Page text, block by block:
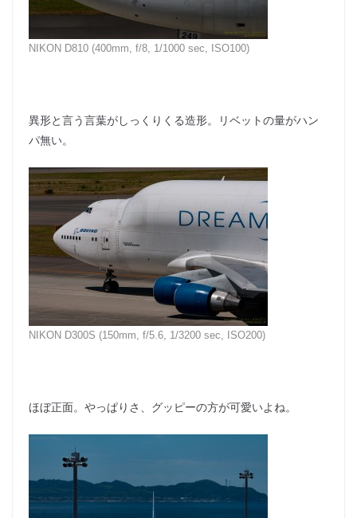
NIKON D810 (400mm, f/8, 1/1000 sec, ISO100)
異形と言う言葉がしっくりくる造形。リベットの量がハン
パ無い。
NIKON D300S (150mm, f/5.6, 1/3200 sec, ISO200)
ほぼ正面。やっぱりさ、グッピーの方が可愛いよね。